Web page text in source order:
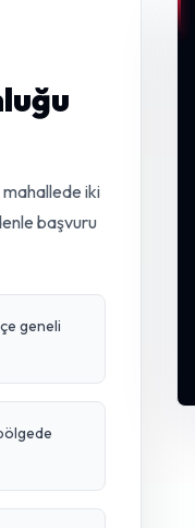
iki
başvuru
geneli